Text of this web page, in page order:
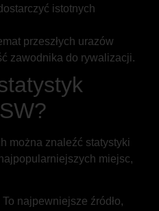
istotnych
przeszłych urazów
zawodnika do rywalizacji.
można znaleźć statystyki
miejsc,
To najpewniejsze źródło,